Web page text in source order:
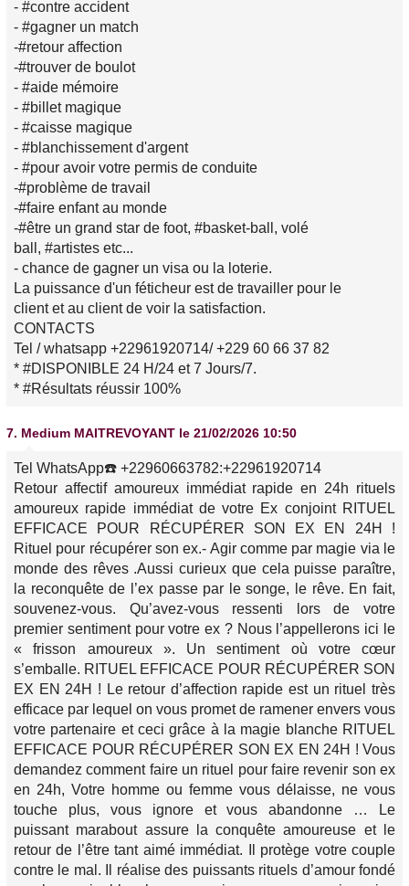
- #contre accident
- #gagner un match
-#retour affection
-#trouver de boulot
- #aide mémoire
- #billet magique
- #caisse magique
- #blanchissement d'argent
- #pour avoir votre permis de conduite
-#problème de travail
-#faire enfant au monde
-#être un grand star de foot, #basket-ball, volé
ball, #artistes etc...
- chance de gagner un visa ou la loterie.
La puissance d'un féticheur est de travailler pour le
client et au client de voir la satisfaction.
CONTACTS
Tel / whatsapp +22961920714/ +229 60 66 37 82
* #DISPONIBLE 24 H/24 et 7 Jours/7.
* #Résultats réussir 100%
7. Medium MAITREVOYANT le 21/02/2026 10:50
Tel WhatsApp☎️ +22960663782:+22961920714
Retour affectif amoureux immédiat rapide en 24h rituels
amoureux rapide immédiat de votre Ex conjoint RITUEL
EFFICACE POUR RÉCUPÉRER SON EX EN 24H !
Rituel pour récupérer son ex.- Agir comme par magie via le
monde des rêves .Aussi curieux que cela puisse paraître,
la reconquête de l’ex passe par le songe, le rêve. En fait,
souvenez-vous. Qu’avez-vous ressenti lors de votre
premier sentiment pour votre ex ? Nous l’appellerons ici le
« frisson amoureux ». Un sentiment où votre cœur
s’emballe. RITUEL EFFICACE POUR RÉCUPÉRER SON
EX EN 24H ! Le retour d’affection rapide est un rituel très
efficace par lequel on vous promet de ramener envers vous
votre partenaire et ceci grâce à la magie blanche RITUEL
EFFICACE POUR RÉCUPÉRER SON EX EN 24H ! Vous
demandez comment faire un rituel pour faire revenir son ex
en 24h, Votre homme ou femme vous délaisse, ne vous
touche plus, vous ignore et vous abandonne … Le
puissant marabout assure la conquête amoureuse et le
retour de l’être tant aimé immédiat. Il protège votre couple
contre le mal. Il réalise des puissants rituels d’amour fondé